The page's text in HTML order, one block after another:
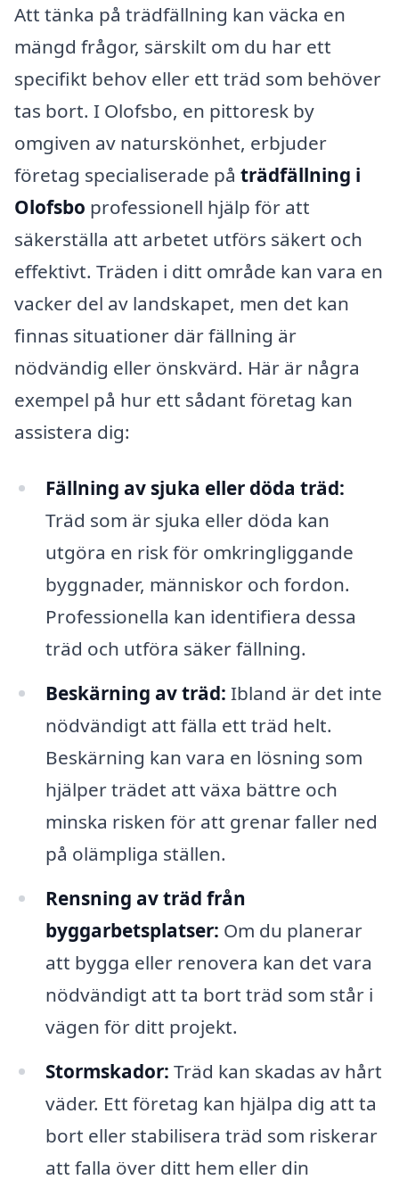
Att tänka på trädfällning kan väcka en
mängd frågor, särskilt om du har ett
specifikt behov eller ett träd som behöver
tas bort. I Olofsbo, en pittoresk by
omgiven av naturskönhet, erbjuder
företag specialiserade på trädfällning i
Olofsbo professionell hjälp för att
säkerställa att arbetet utförs säkert och
effektivt. Träden i ditt område kan vara en
vacker del av landskapet, men det kan
finnas situationer där fällning är
nödvändig eller önskvärd. Här är några
exempel på hur ett sådant företag kan
assistera dig:
Fällning av sjuka eller döda träd:
Träd som är sjuka eller döda kan
utgöra en risk för omkringliggande
byggnader, människor och fordon.
Professionella kan identifiera dessa
träd och utföra säker fällning.
Beskärning av träd: Ibland är det inte
nödvändigt att fälla ett träd helt.
Beskärning kan vara en lösning som
hjälper trädet att växa bättre och
minska risken för att grenar faller ned
på olämpliga ställen.
Rensning av träd från
byggarbetsplatser: Om du planerar
att bygga eller renovera kan det vara
nödvändigt att ta bort träd som står i
vägen för ditt projekt.
Stormskador: Träd kan skadas av hårt
väder. Ett företag kan hjälpa dig att ta
bort eller stabilisera träd som riskerar
att falla över ditt hem eller din